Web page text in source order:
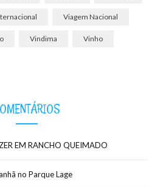
Viagem Nacional
Vindima Vinho
EM RANCHO QUEIMADO
no Parque Lage